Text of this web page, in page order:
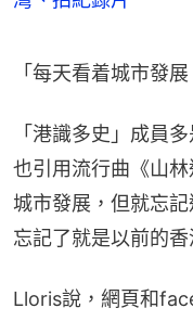
「每天看着城市發
「港識多史」成員
也引用流行曲《山
城市發展，但就忘
忘記了就是以前的香
Lloris說，網頁和